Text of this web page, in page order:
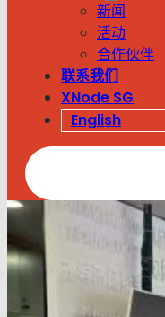
新闻
活动
合作伙伴
联系我们
XNode SG
English